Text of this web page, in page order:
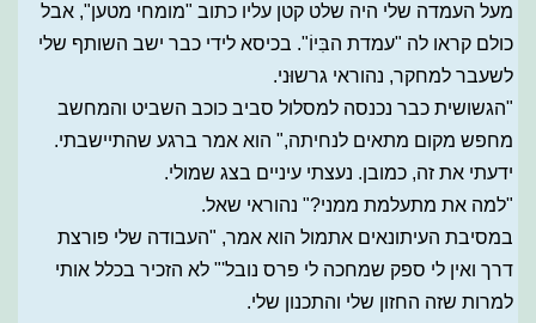
מעל העמדה שלי היה שלט קטן עליו כתוב "מומחי מטען", אבל
כולם קראו לה "עמדת הבִּיוֹ". בכיסא לידי כבר ישב השותף שלי
לשעבר למחקר, נהוראי גרשוּני.
"הגשושית כבר נכנסה למסלול סביב כוכב השביט והמחשב
מחפש מקום מתאים לנחיתה," הוא אמר ברגע שהתיישבתי.
ידעתי את זה, כמובן. נעצתי עיניים בצג שמולי.
"למה את מתעלמת ממני?" נהוראי שאל.
במסיבת העיתונאים אתמול הוא אמר, "העבודה שלי פורצת
דרך ואין לי ספק שמחכה לי פרס נובל'" לא הזכיר בכלל אותי
למרות שזה החזון שלי והתכנון שלי.